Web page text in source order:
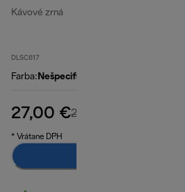
Kávové zrná
DLSC617
Farba: Nešpecifikované
27,00 €29,00 €
* Vrátane DPH